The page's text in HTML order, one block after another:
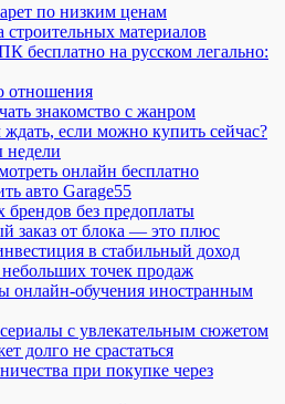
по низким ценам
материалов
бесплатно на русском легально:
отношения
знакомство с жанром
если можно купить сейчас?
онлайн бесплатно
авто Garage55
брендов без предоплаты
заказ от блока — это плюс
в стабильный доход
точек продаж
онлайн-обучения иностранным
с увлекательным сюжетом
долго не срастаться
при покупке через